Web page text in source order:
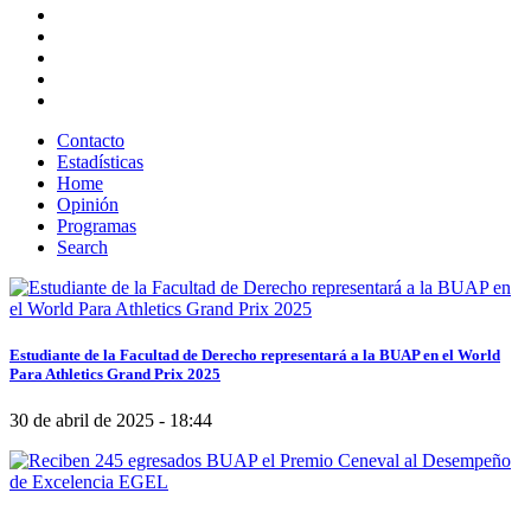
Contacto
Estadísticas
Home
Opinión
Programas
Search
Estudiante de la Facultad de Derecho representará a la BUAP en el World
Para Athletics Grand Prix 2025
30 de abril de 2025 - 18:44